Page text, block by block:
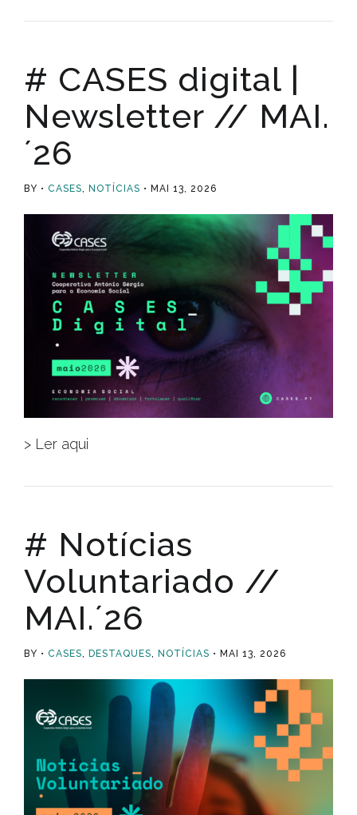
# CASES digital |
Newsletter // MAI.
´26
BY CASES, NOTÍCIAS MAI 13, 2026
> Ler aqui
# Notícias
Voluntariado //
MAI.´26
BY CASES, DESTAQUES, NOTÍCIAS MAI 13, 2026